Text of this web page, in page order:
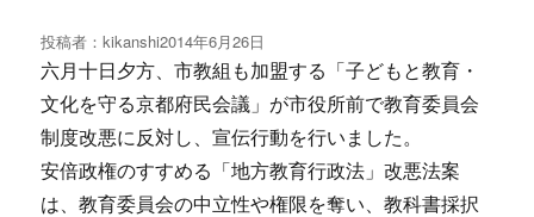
投稿者：kikanshi投
稿
日:
2014年6月26日
六月十日夕方、市教組も加盟する「子どもと教育・
文化を守る京都府民会議」が市役所前で教育委員会
制度改悪に反対し、宣伝行動を行いました。
安倍政権のすすめる「地方教育行政法」改悪法案
は、教育委員会の中立性や権限を奪い、教科書採択